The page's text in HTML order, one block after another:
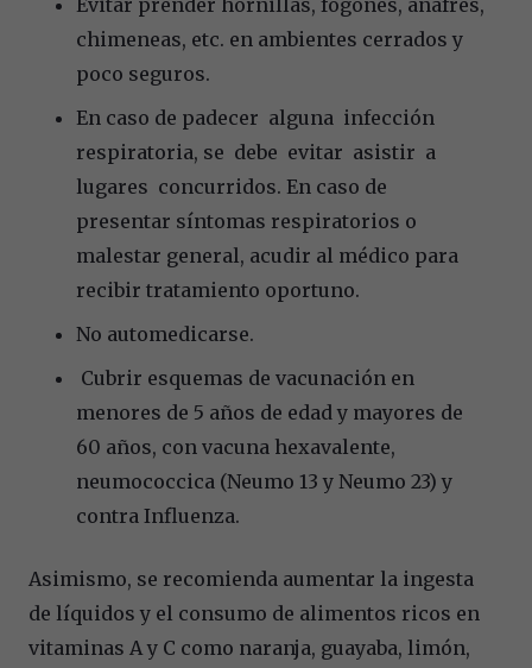
chimeneas, etc. en ambientes cerrados y
poco seguros.
En caso de padecer alguna infección
respiratoria, se debe evitar asistir a
lugares concurridos. En caso de
presentar síntomas respiratorios o
malestar general, acudir al médico para
recibir tratamiento oportuno.
No automedicarse.
Cubrir esquemas de vacunación en
menores de 5 años de edad y mayores de
60 años, con vacuna hexavalente,
neumococcica (Neumo 13 y Neumo 23) y
contra Influenza.
Asimismo, se recomienda aumentar la ingesta
de líquidos y el consumo de alimentos ricos en
vitaminas A y C como naranja, guayaba, limón,